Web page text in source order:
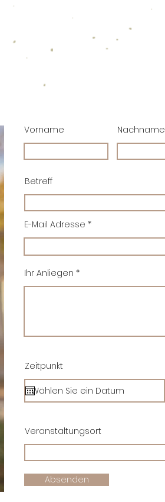
Vorname Nachname
Betreff
E-Mail Adresse
Ihr Anliegen
Zeitpunkt
Veranstaltungsort
Absenden